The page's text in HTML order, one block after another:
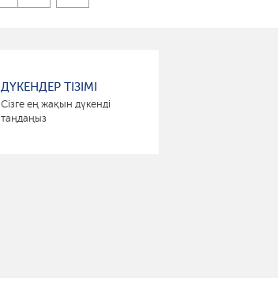
ДҮКЕНДЕР ТІЗІМІ
Сізге ең жақын дүкенді
таңдаңыз